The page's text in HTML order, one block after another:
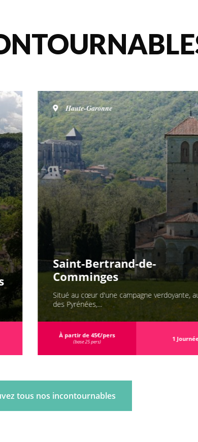
de-
d'une campagne verdoyante, au pied
pers 1 Journée À
tous nos incontournables